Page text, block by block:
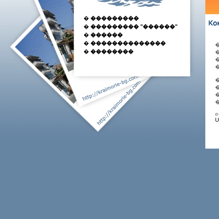
� ���������
� ��������� "������"
� ������
� ��������������
� ��������